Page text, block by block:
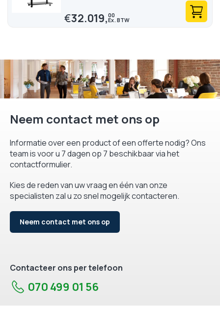
€32.019,00
Neem contact met ons op
Informatie over een product of een offerte nodig? Ons
team is voor u 7 dagen op 7 beschikbaar via het
contactformulier.
Kies de reden van uw vraag en één van onze
specialisten zal u zo snel mogelijk contacteren.
Neem contact met ons op
Contacteer ons per telefoon
070 499 01 56